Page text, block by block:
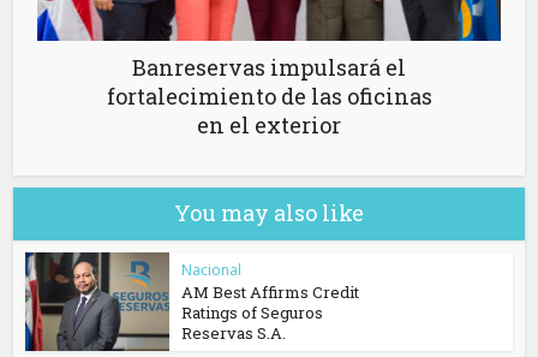
Banreservas impulsará el
fortalecimiento de las oficinas
en el exterior
You may also like
Nacional
AM Best Affirms Credit
Ratings of Seguros
Reservas S.A.